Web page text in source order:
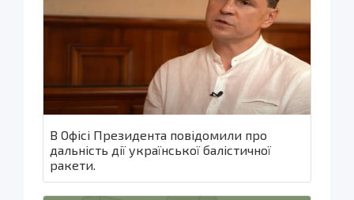
В Офісі Президента повідомили про
дальність дії української балістичної
ракети.